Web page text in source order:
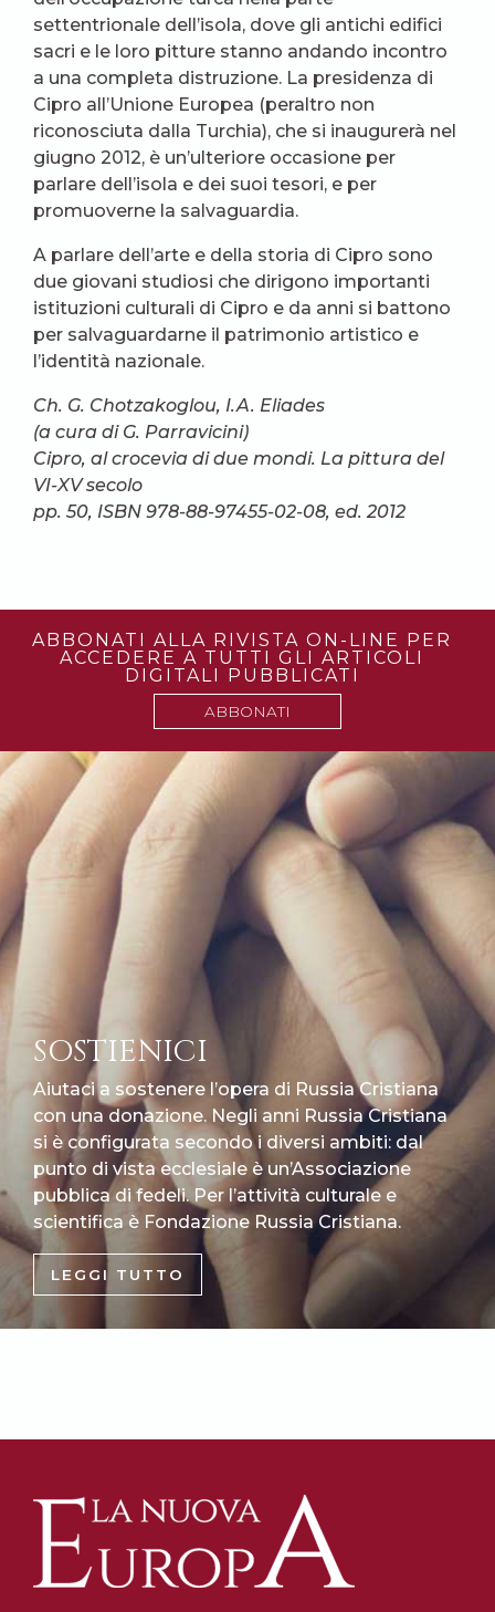
settentrionale dell’isola, dove gli antichi edifici
sacri e le loro pitture stanno andando incontro
a una completa distruzione. La presidenza di
Cipro all’Unione Europea (peraltro non
riconosciuta dalla Turchia), che si inaugurerà nel
giugno 2012, è un’ulteriore occasione per
parlare dell’isola e dei suoi tesori, e per
promuoverne la salvaguardia.
A parlare dell’arte e della storia di Cipro sono
due giovani studiosi che dirigono importanti
istituzioni culturali di Cipro e da anni si battono
per salvaguardarne il patrimonio artistico e
l’identità nazionale.
Ch. G. Chotzakoglou, I.A. Eliades
(a cura di G. Parravicini)
Cipro, al crocevia di due mondi. La pittura del
VI-XV secolo
pp. 50, ISBN 978-88-97455-02-08, ed. 2012
ABBONATI ALLA RIVISTA ON-LINE PER
ACCEDERE A TUTTI GLI ARTICOLI
DIGITALI PUBBLICATI
ABBONATI
SOSTIENICI
Aiutaci a sostenere l’opera di Russia Cristiana
con una donazione. Negli anni Russia Cristiana
si è configurata secondo i diversi ambiti: dal
punto di vista ecclesiale è un’Associazione
pubblica di fedeli. Per l’attività culturale e
scientifica è Fondazione Russia Cristiana.
LEGGI TUTTO